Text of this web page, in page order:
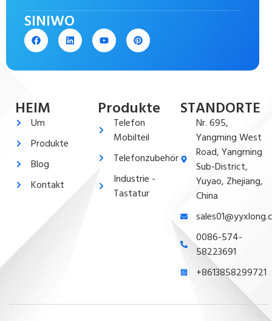
SINIWO
HEIM
Um
Produkte
Blog
Kontakt
Produkte
Telefon
Mobilteil
Telefonzubehör
Industrie -
Tastatur
STANDORTE
Nr. 695,
Yangming West
Road, Yangming
Sub-District,
Yuyao, Zhejiang,
China
0086-574-
58223691
+8613858299721